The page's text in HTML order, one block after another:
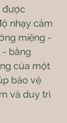
được
nhạy cảm
miệng -
- bằng
của một
bảo vệ
và duy trì